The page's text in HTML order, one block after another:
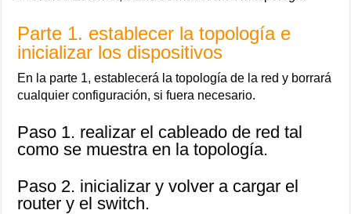
Parte 1. establecer la topología e
inicializar los dispositivos
En la parte 1, establecerá la topología de la red y borrará
cualquier configuración, si fuera necesario.
Paso 1. realizar el cableado de red tal
como se muestra en la topología.
Paso 2. inicializar y volver a cargar el
router y el switch.